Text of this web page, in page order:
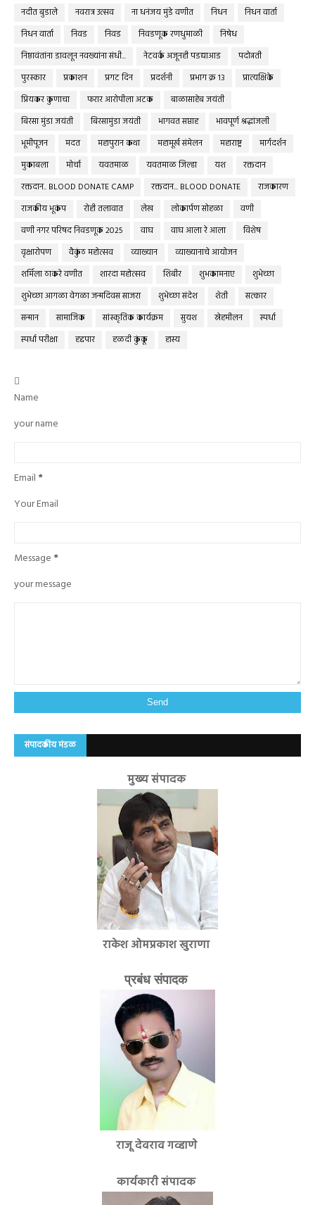
नदीत बुडाले
नवरात्र उत्सव ना धनंजय मुंडे वणीत निधन
निधन वार्ता
निधन वार्ता
निवड निवड निवडणूक रणधुमाळी
निषेध
निष्ठावंतांना डावलून नवख्यांना संधी...
नेटवर्क अजूनही पडद्याआड
पदोन्नती
पुरस्कार
प्रकाशन प्रगट दिन प्रदर्शनी प्रभाग क्र १३
प्रात्यक्षिके
प्रियकर कुणाचा
फरार आरोपीला अटक
बाळासाहेब जयंती
बिरसा मुंडा जयंती
बिरसामुंडा जयंती भागवत सप्ताह
भावपूर्ण श्रद्धांजली
भूमीपूजन
मदत महापुरान कथा महामूर्ख संमेलन महाराष्ट्र
मार्गदर्शन
मुकाबला
मोर्चा यवतमाळ यवतमाळ जिल्हा यश
रक्तदान
रक्तदान.. BLOOD DONATE CAMP
रक्तदान... BLOOD DONATE
राजकारण
राजकीय भूकंप
रोही तलावात लेख लोकार्पण सोहळा
वणी
वणी नगर परिषद निवडणूक 2025
वाघ वाघ आला रे आला
विशेष
वृक्षारोपण
वैकुंठ महोत्सव व्याख्यान
व्याख्यानाचे आयोजन
शर्मिला ठाकरे वणीत
शारदा महोत्सव शिबीर शुभकामनाए
शुभेच्छा
शुभेच्छा आगळा वेगळा जन्मदिवस साजरा
शुभेच्छा संदेश शेती
सत्कार
सन्मान
सामाजिक सांस्कृतिक कार्यक्रम सुयश स्नेहमीलन
स्पर्धा
स्पर्धा परीक्षा
हद्दपार हळदी कुंकू हास्य

Name
your name
Email *
Your Email
Message *
your message
संपादकीय मंडळ
मुख्य संपादक
राकेश ओमप्रकाश खुराणा
प्रबंध संपादक
राजू देवराव गव्हाणे
कार्यकारी संपादक